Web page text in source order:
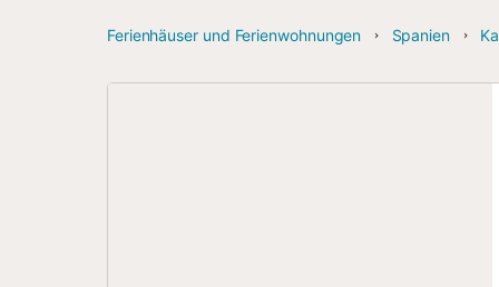
Ferienhäuser und Ferienwohnungen Spanien